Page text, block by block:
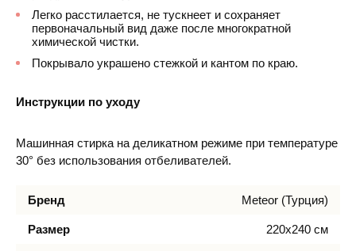
Легко расстилается, не тускнеет и сохраняет
первоначальный вид даже после многократной
химической чистки.
Покрывало украшено стежкой и кантом по краю.
Инструкции по уходу
Машинная стирка на деликатном режиме при температуре
30° без использования отбеливателей.
Бренд Meteor (Турция)
Размер 220х240 см